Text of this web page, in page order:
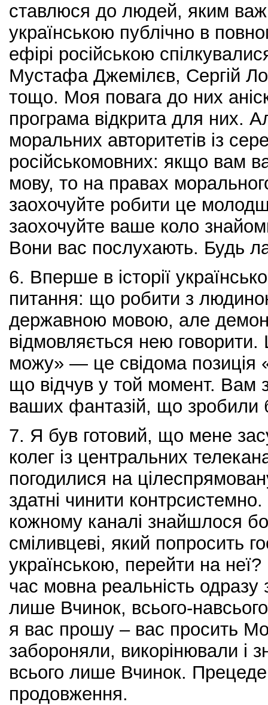
ставлюся до людей, яким
українською публічно в
ефірі російською
Мустафа Джемілєв, Сергій
тощо. Моя повага до них
програма відкрита для них.
моральних авторитетів із
російськомовних: якщо вам
мову, то на правах
заохочуйте робити це
заохочуйте ваше коло
Вони вас послухають. Будь
6. Вперше в історії
питання: що робити з
державною мовою, але
відмовляється нею
можу» — це свідома позиція
що відчув у той момент. Вам
ваших фантазій, що зробили
7. Я був готовий, що мене
колег із центральних
погодилися на
здатні чинити
кожному каналі знайшлося
сміливцеві, який попросить
українською, перейти на
час мовна реальність одразу
лише Вчинок, всього-
я вас прошу – вас просить
забороняли, викорінювали і
всього лише Вчинок.
продовження.